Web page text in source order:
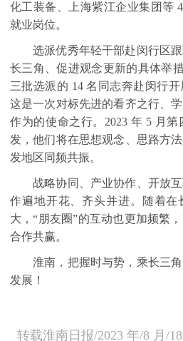
化工装备、上海紫江企业集团等
就业岗位。
选派优秀年轻干部赴闵行区
长三角、促进观念更新的具体举措
三批选派的 14名同志奔赴闵行开
这是一次对标先进的看齐之行、
作为的使命之行。 2023 年 5 月第
发，他们将在思想观念、思路方
发地区同频共振。
战略协同、产业协作、开放
作遍地开花、齐头并进。随着在
大，“朋友圈”的互动也更加频繁
合作共赢。
淮南，把握时与势，乘长三
发展！
转载淮南日报/2023 年/8 月 /18